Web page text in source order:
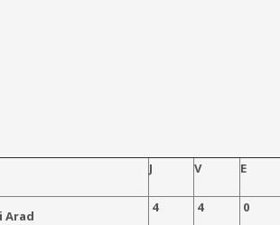
J V E
Arad
4 4 0